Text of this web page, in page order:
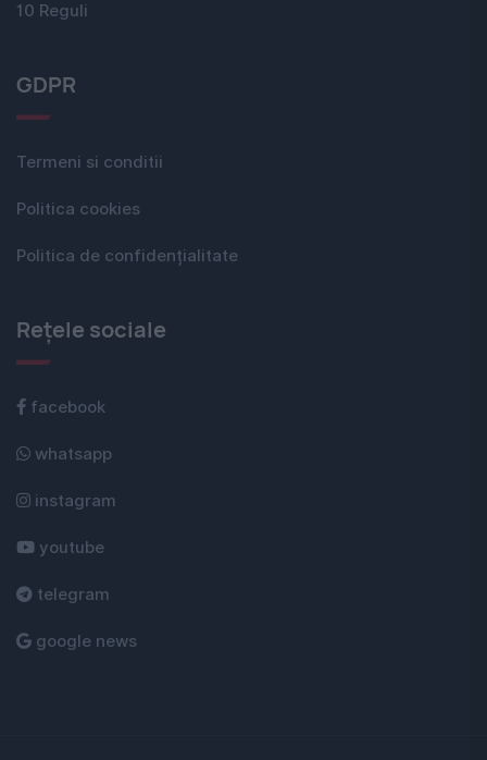
10 Reguli
GDPR
Termeni si conditii
Politica cookies
Politica de confidențialitate
Rețele sociale
facebook
whatsapp
instagram
youtube
telegram
google news